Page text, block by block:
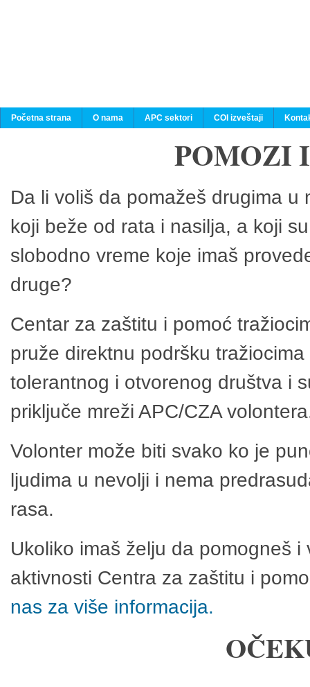
Početna strana O nama APC sektori COI izveštaji
POMOZI
Da li voliš da pomažeš drugima
koji beže od rata i nasilja, a koji
slobodno vreme koje imaš
druge?
Centar za zaštitu i pomoć
pruže direktnu podršku
tolerantnog i otvorenog društva i
priključe mreži APC/CZA
Volonter može biti svako ko je
ljudima u nevolji i nema
rasa.
Ukoliko imaš želju da pomogneš
aktivnosti Centra za zaštitu i
nas za više informacija.